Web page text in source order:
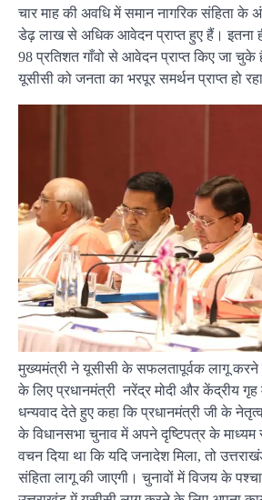
चार माह की अवधि में समान नागरिक संहिता के
डेढ़ लाख से अधिक आवेदन प्राप्त हुए हैं। इतना
98 प्रतिशत गाँवो से आवेदन प्राप्त किए जा चुके
यूसीसी को जनता का भरपूर समर्थन प्राप्त हो
मुख्यमंत्री ने यूसीसी के सफलतापूर्वक लागू करने
के लिए प्रधानमंत्री नरेंद्र मोदी और केंद्रीय
धन्यवाद देते हुए कहा कि प्रधानमंत्री जी के
के विधानसभा चुनाव में अपने दृष्टिपत्र के
वचन दिया था कि यदि जनादेश मिला, तो
संहिता लागू की जाएगी। चुनावों में विजय के